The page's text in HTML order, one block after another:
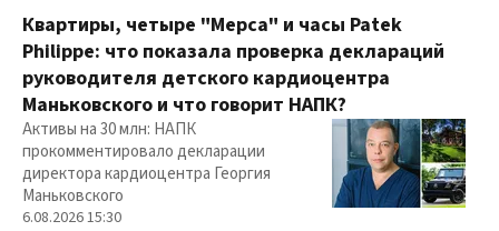
Квартиры, четыре "Мерса" и часы Patek
Philippe: что показала проверка деклараций
руководителя детского кардиоцентра
Маньковского и что говорит НАПК?
Активы на 30 млн: НАПК
прокомментировало декларации
директора кардиоцентра Георгия
Маньковского
6.08.2026 15:30